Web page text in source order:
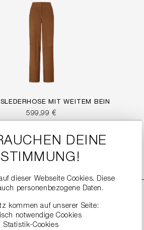
MIT WEITEM BEIN
599,99 €
DETAILS
DEINE
dieser Webseite Cookies. Diese
personenbezogene Daten.
kommen auf unserer Seite:
notwendige Cookies
Statistik-Cookies